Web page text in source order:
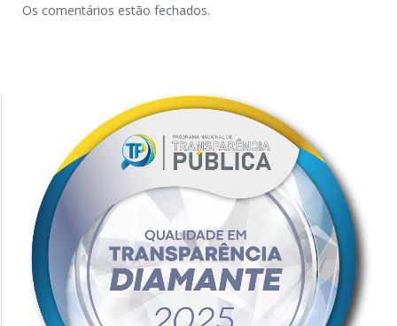
Os comentários estão fechados.